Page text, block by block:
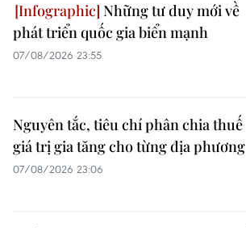
Những tư duy mới về
phát triển quốc gia biển mạnh
07/08/2026 23:55
Nguyên tắc, tiêu chí phân chia thuế
giá trị gia tăng cho từng địa phương
07/08/2026 23:06